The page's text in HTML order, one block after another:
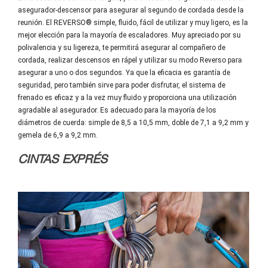
asegurador-descensor para asegurar al segundo de cordada desde la
reunión. El REVERSO® simple, fluido, fácil de utilizar y muy ligero, es la
mejor elección para la mayoría de escaladores. Muy apreciado por su
polivalencia y su ligereza, te permitirá asegurar al compañero de
cordada, realizar descensos en rápel y utilizar su modo Reverso para
asegurar a uno o dos segundos. Ya que la eficacia es garantía de
seguridad, pero también sirve para poder disfrutar, el sistema de
frenado es eficaz y a la vez muy fluido y proporciona una utilización
agradable al asegurador. Es adecuado para la mayoría de los
diámetros de cuerda: simple de 8,5 a 10,5 mm, doble de 7,1 a 9,2 mm y
gemela de 6,9 a 9,2 mm.
CINTAS EXPRÉS